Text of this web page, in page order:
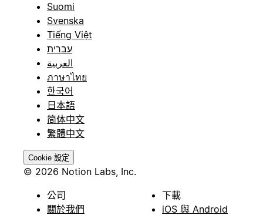
Suomi
Svenska
Tiếng Việt
עברית
العربية
ภาษาไทย
한국어
日本語
简体中文
繁體中文
Cookie 設定
© 2026 Notion Labs, Inc.
公司
關於我們
下載
iOS 與 Android